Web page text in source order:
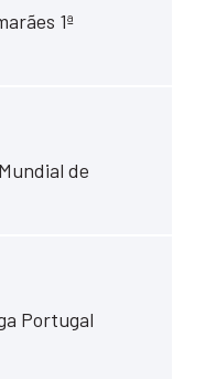
1ª
de
Portugal